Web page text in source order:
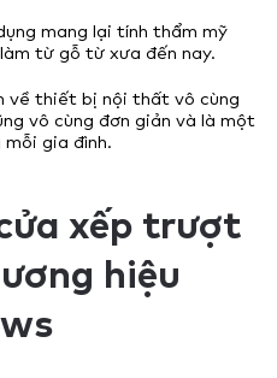
mang lại tính thẩm mỹ
từ gỗ từ xưa đến nay.
về thiết bị nội thất vô cùng
vô cùng đơn giản và là một
gia đình.
xếp trượt
hiệu